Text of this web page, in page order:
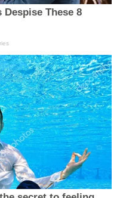
These 8